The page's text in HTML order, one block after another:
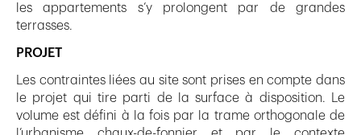
les appartements s’y prolongent par de grandes
terrasses.
PROJET
Les contraintes liées au site sont prises en compte dans
le projet qui tire parti de la surface à disposition. Le
volume est défini à la fois par la trame orthogonale de